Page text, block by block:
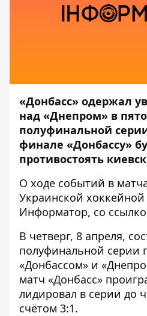
«Донбасс» одержал
над «Днепром» в
полуфинальной
финале «Донбассу»
противостоять
О ходе событий в
Украинской
Информатор, со
В четверг, 8 апреля,
полуфинальной серии
«Донбассом» и
матч «Донбасс»
лидировал в серии до
счётом 3:1.